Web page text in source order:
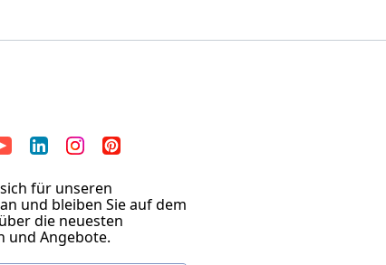
für unseren
und bleiben Sie auf dem
die neuesten
und Angebote.